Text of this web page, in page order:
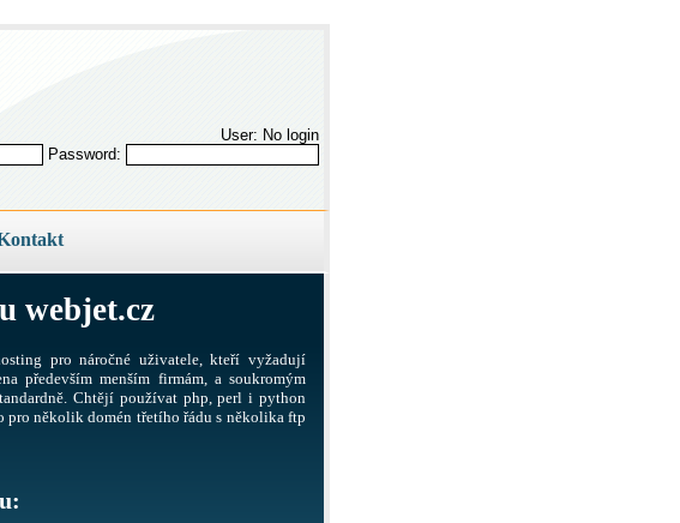
User: No login
Password:
webjet.cz
pro náročné uživatele, kteří vyžadují
především menším firmám, a soukromým
Chtějí používat php, perl i python
pro několik domén třetího řádu s několika ftp